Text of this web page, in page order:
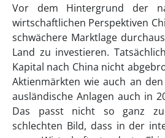
Vor dem Hintergrund der
wirtschaftlichen Perspektiven
schwächere Marktlage
Land zu investieren.
Kapital nach China nicht
Aktienmärkten wie auch an
ausländische Anlagen auch in
Das passt nicht so ganz
schlechten Bild, dass in der